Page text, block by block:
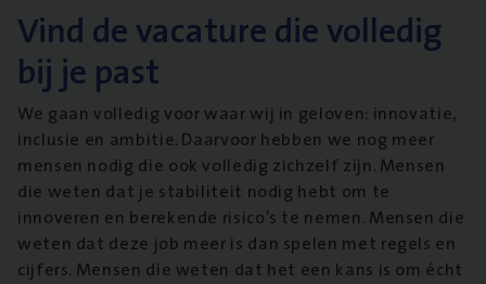
Vind de vacature die volledig
bij je past
We gaan volledig voor waar wij in geloven: innovatie,
inclusie en ambitie. Daarvoor hebben we nog meer
mensen nodig die ook volledig zichzelf zijn. Mensen
die weten dat je stabiliteit nodig hebt om te
innoveren en berekende risico’s te nemen. Mensen die
weten dat deze job meer is dan spelen met regels en
cijfers. Mensen die weten dat het een kans is om écht